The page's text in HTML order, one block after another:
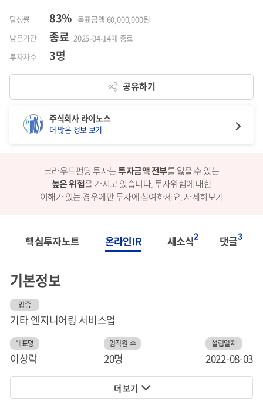
달성률 83% 목표금액 60,000,000원
남은기간
종료 2025-04-14에 종료
투자자수
3명
공유하기
크라우드펀딩 투자는투자금액 전부를 잃을 수 있는
높은 위험을 가지고 있습니다.투자위험에 대한
이해가 있는 경우에만 투자에 참여하세요.자세히보기
주식회사 라이노스
더 많은 정보 보기
핵심투자노트 온라인IR 새소식2 댓글3
기본정보
업종
기타 엔지니어링 서비스업
대표명
이상락
임직원 수
20명
설립일자
2022-08-03
더 보기